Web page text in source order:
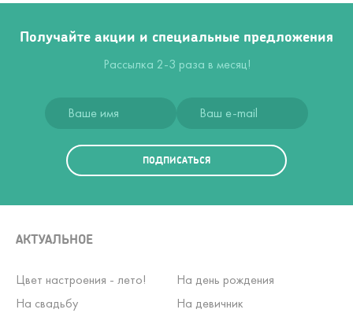
Получайте акции и специальные предложения
Рассылка 2-3 раза в месяц!
ПОДПИСАТЬСЯ
АКТУАЛЬНОЕ
Цвет настроения - лето!
На день рождения
На свадьбу
На девичник